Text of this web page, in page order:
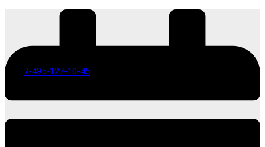
7-495-127-10-45